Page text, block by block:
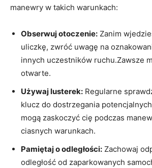
manewry w takich warunkach:
Obserwuj otoczenie: Zanim
uliczkę, zwróć uwagę na
innych uczestników ruchu.Zawsze
otwarte.
Używaj lusterek: Regularne
klucz do dostrzegania
mogą zaskoczyć cię podczas
ciasnych warunkach.
Pamiętaj o odległości: Zachowaj
odległość od zaparkowanych